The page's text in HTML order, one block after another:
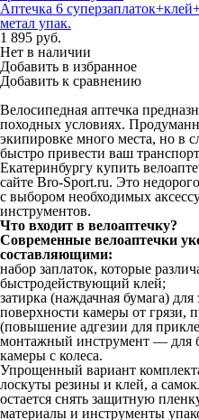
Аптечка 6
метал упак.
1 895 руб.
Нет в наличии
Добавить в избранное
Добавить к сравнению
Велосипедная аптечка
походных условиях.
экипировке много места, но в
быстро привести ваш
Екатеринбургу купить
сайте Bro-Sport.ru. Это
с выбором необходимых
инструментов.
Что входит в велоаптечку?
Современные велоаптечки
составляющими:
набор заплаток, которые
быстродействующий клей;
затирка (наждачная бумага)
поверхности камеры от грязи,
(повышение адгезии для
монтажный инструмент — для
камеры с колеса.
Упрощенный вариант
лоскуты резины и клей, а
остается снять защитную
материалы и инструменты